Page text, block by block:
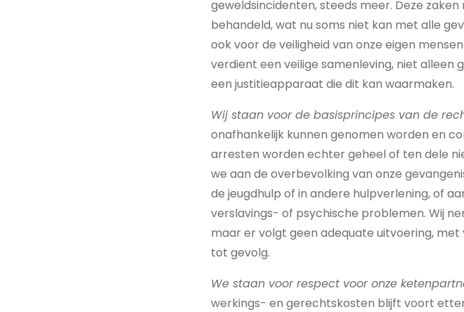
geweldsincidenten, steeds meer. Deze
behandeld, wat nu soms niet kan met alle
ook voor de veiligheid van onze eigen
verdient een veilige samenleving, niet alleen
een justitieapparaat die dit kan waarmaken.
Wij staan voor de basisprincipes van de
onafhankelijk kunnen genomen worden en
arresten worden echter geheel of ten dele
we aan de overbevolking van onze
de jeugdhulp of in andere hulpverlening, of
verslavings- of psychische problemen. Wij
maar er volgt geen adequate uitvoering,
tot gevolg.
We staan voor respect voor onze
werkings- en gerechtskosten blijft voort